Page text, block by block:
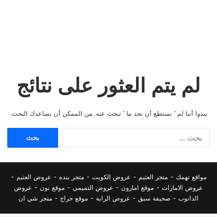
لم يتم العثور على نتائج
يبدوا أننا لم ’ نستطع أن نجد ما ’ تبحث عنه. من الممكن أن يساعدك البحث.
مواقع تهمك - متجر العثيم - عروض الكويت - متجر بنده - عروض العثيم -
عروض الامارات - موقع امازون - عروض التميمي - موقع نون - عروض
الدانوب - صحيفة سبق - عروض الراية - موقع حراج - متجر شي ان